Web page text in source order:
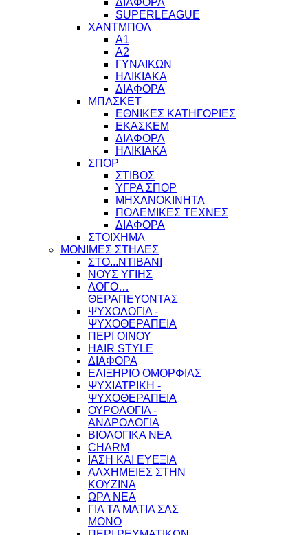
ΔΙΑΦΟΡΑ
SUPERLEAGUE
ΧΑΝΤΜΠΟΛ
Α1
Α2
ΓΥΝΑΙΚΩΝ
ΗΛΙΚΙΑΚΑ
ΔΙΑΦΟΡΑ
ΜΠΑΣΚΕΤ
ΕΘΝΙΚΕΣ ΚΑΤΗΓΟΡΙΕΣ
ΕΚΑΣΚΕΜ
ΔΙΑΦΟΡΑ
ΗΛΙΚΙΑΚΑ
ΣΠΟΡ
ΣΤΙΒΟΣ
ΥΓΡΑ ΣΠΟΡ
ΜΗΧΑΝΟΚΙΝΗΤΑ
ΠΟΛΕΜΙΚΕΣ ΤΕΧΝΕΣ
ΔΙΑΦΟΡΑ
ΣΤΟΙΧΗΜΑ
ΜΟΝΙΜΕΣ ΣΤΗΛΕΣ
ΣΤΟ...ΝΤΙΒΑΝΙ
ΝΟΥΣ ΥΓΙΗΣ
ΛΟΓΟ…
ΘΕΡΑΠΕΥΟΝΤΑΣ
ΨΥΧΟΛΟΓΙΑ -
ΨΥΧΟΘΕΡΑΠΕΙΑ
ΠΕΡΙ ΟΙΝΟΥ
HAIR STYLE
ΔΙΑΦΟΡΑ
ΕΛΙΞΗΡΙΟ ΟΜΟΡΦΙΑΣ
ΨΥΧΙΑΤΡΙΚΗ -
ΨΥΧΟΘΕΡΑΠΕΙΑ
ΟΥΡΟΛΟΓΙΑ -
ΑΝΔΡΟΛΟΓΙΑ
ΒΙΟΛΟΓΙΚΑ ΝΕΑ
CHARM
ΙΑΣΗ ΚΑΙ ΕΥΕΞΙΑ
ΑΛΧΗΜΕΙΕΣ ΣΤΗΝ
ΚΟΥΖΙΝΑ
ΩΡΛ ΝEA
ΓΙΑ ΤΑ ΜΑΤΙΑ ΣΑΣ
ΜΟΝΟ